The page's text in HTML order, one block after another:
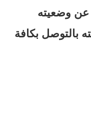
وضعيته
بالتوصل بكافة